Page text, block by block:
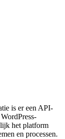
is er een API-
het platform
en processen.